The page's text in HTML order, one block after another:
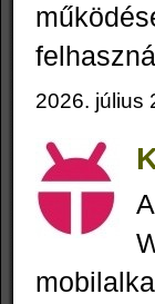
2026. július